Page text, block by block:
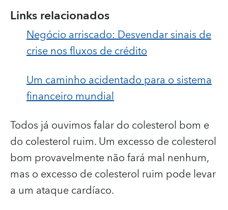
Links relacionados
Negócio arriscado: Desvendar sinais de
crise nos fluxos de crédito
Um caminho acidentado para o sistema
financeiro mundial
Todos já ouvimos falar do colesterol bom e
do colesterol ruim. Um excesso de colesterol
bom provavelmente não fará mal nenhum,
mas o excesso de colesterol ruim pode levar
a um ataque cardíaco.